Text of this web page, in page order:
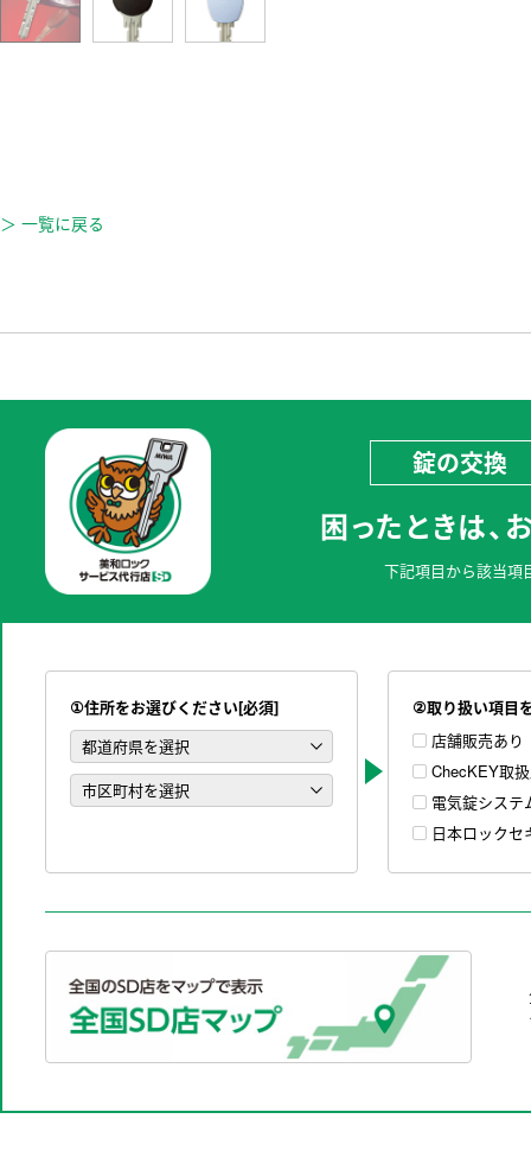
＞ 一覧に戻る
錠の交換
困ったときは、
下記項目から該当項
①住所をお選びください[必須]
②取り扱い項目
店舗販売あり
ChecKEY取
電気錠システ
日本ロックセ